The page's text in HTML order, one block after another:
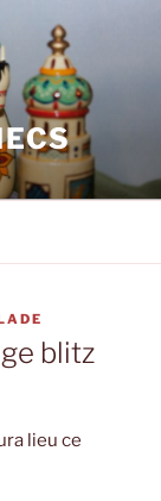
blitz
lieu ce